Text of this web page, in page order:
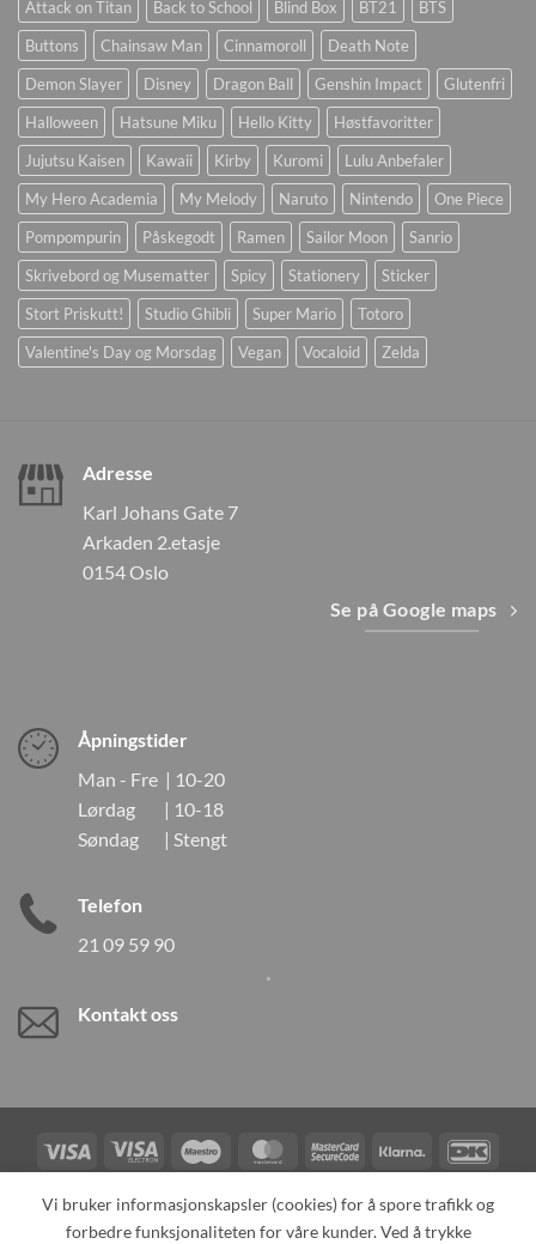
Attack on Titan Back to School Blind Box BT21
BTS
Buttons
Chainsaw Man Cinnamoroll
Death Note
Demon Slayer
Disney Dragon Ball Genshin Impact
Glutenfri
Halloween
Hatsune Miku Hello Kitty
Høstfavoritter
Jujutsu Kaisen
Kawaii Kirby Kuromi
Lulu Anbefaler
My Hero Academia
My Melody Naruto Nintendo
One Piece
Pompompurin
Påskegodt Ramen Sailor Moon
Sanrio
Skrivebord og Musematter
Spicy Stationery
Sticker
Stort Priskutt!
Studio Ghibli Super Mario
Totoro
Valentine's Day og Morsdag
Vegan Vocaloid Zelda
Adresse
Karl Johans Gate 7
Arkaden 2.etasje
0154 Oslo
Se på Google maps
Åpningstider
Man - Fre | 10-20
Lørdag | 10-18
Søndag | Stengt
Telefon
21 09 59 90
Kontakt oss
Visa
Visa
Electron
Maestro MasterCardMasterCard
2
Klarna
Card
TILBAKEKALLINGER KONTAKT OSS OM OSS
Vi bruker informasjonskapsler (cookies) for å spore trafikk og
forbedre funksjonaliteten for våre kunder. Ved å trykke